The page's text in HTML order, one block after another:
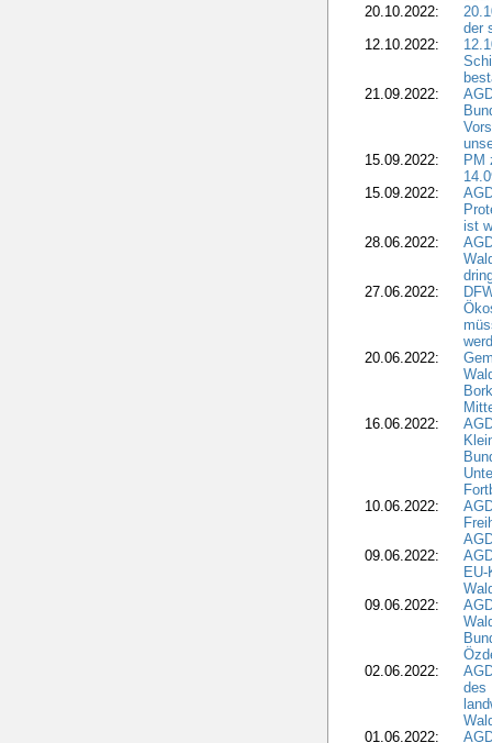
20.10.2022:
der
12.10.2022:
21.09.2022:
15.09.2022:
PM
15.09.2022:
ist
28.06.2022:
27.06.2022:
20.06.2022:
16.06.2022:
10.06.2022:
09.06.2022:
09.06.2022:
02.06.2022:
des
01.06.2022: